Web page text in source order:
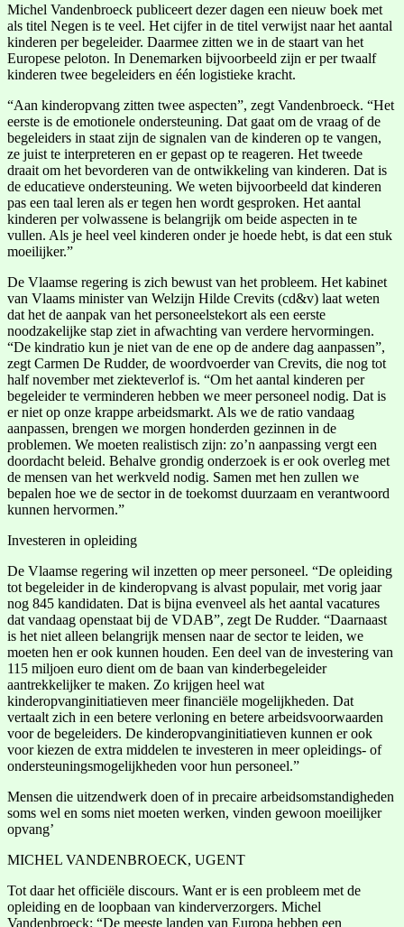
Michel Vandenbroeck publiceert dezer dagen een nieuw boek met
als titel Negen is te veel. Het cijfer in de titel verwijst naar het aantal
kinderen per begeleider. Daarmee zitten we in de staart van het
Europese peloton. In Denemarken bijvoorbeeld zijn er per twaalf
kinderen twee begeleiders en één logistieke kracht.
“Aan kinderopvang zitten twee aspecten”, zegt Vandenbroeck. “Het
eerste is de emotionele ondersteuning. Dat gaat om de vraag of de
begeleiders in staat zijn de signalen van de kinderen op te vangen,
ze juist te interpreteren en er gepast op te reageren. Het tweede
draait om het bevorderen van de ontwikkeling van kinderen. Dat is
de educatieve ondersteuning. We weten bijvoorbeeld dat kinderen
pas een taal leren als er tegen hen wordt gesproken. Het aantal
kinderen per volwassene is belangrijk om beide aspecten in te
vullen. Als je heel veel kinderen onder je hoede hebt, is dat een stuk
moeilijker.”
De Vlaamse regering is zich bewust van het probleem. Het kabinet
van Vlaams minister van Welzijn Hilde Crevits (cd&v) laat weten
dat het de aanpak van het personeelstekort als een eerste
noodzakelijke stap ziet in afwachting van verdere hervormingen.
“De kindratio kun je niet van de ene op de andere dag aanpassen”,
zegt Carmen De Rudder, de woordvoerder van Crevits, die nog tot
half november met ziekteverlof is. “Om het aantal kinderen per
begeleider te verminderen hebben we meer personeel nodig. Dat is
er niet op onze krappe arbeidsmarkt. Als we de ratio vandaag
aanpassen, brengen we morgen honderden gezinnen in de
problemen. We moeten realistisch zijn: zo’n aanpassing vergt een
doordacht beleid. Behalve grondig onderzoek is er ook overleg met
de mensen van het werkveld nodig. Samen met hen zullen we
bepalen hoe we de sector in de toekomst duurzaam en verantwoord
kunnen hervormen.”
Investeren in opleiding
De Vlaamse regering wil inzetten op meer personeel. “De opleiding
tot begeleider in de kinderopvang is alvast populair, met vorig jaar
nog 845 kandidaten. Dat is bijna evenveel als het aantal vacatures
dat vandaag openstaat bij de VDAB”, zegt De Rudder. “Daarnaast
is het niet alleen belangrijk mensen naar de sector te leiden, we
moeten hen er ook kunnen houden. Een deel van de investering van
115 miljoen euro dient om de baan van kinderbegeleider
aantrekkelijker te maken. Zo krijgen heel wat
kinderopvanginitiatieven meer financiële mogelijkheden. Dat
vertaalt zich in een betere verloning en betere arbeidsvoorwaarden
voor de begeleiders. De kinderopvanginitiatieven kunnen er ook
voor kiezen de extra middelen te investeren in meer opleidings- of
ondersteuningsmogelijkheden voor hun personeel.”
Mensen die uitzendwerk doen of in precaire arbeidsomstandigheden
soms wel en soms niet moeten werken, vinden gewoon moeilijker
opvang’
MICHEL VANDENBROECK, UGENT
Tot daar het officiële discours. Want er is een probleem met de
opleiding en de loopbaan van kinderverzorgers. Michel
Vandenbroeck: “De meeste landen van Europa hebben een